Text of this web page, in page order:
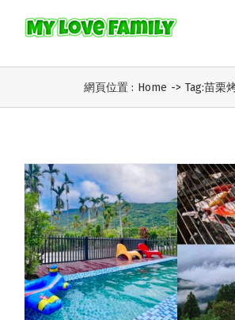
網頁位置 : Home -> Tag:苗栗